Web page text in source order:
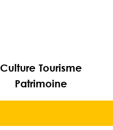
Culture Tourisme
Patrimoine